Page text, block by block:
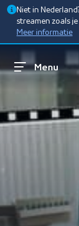
Niet in
streamen zoals
Meer informatie
Menu